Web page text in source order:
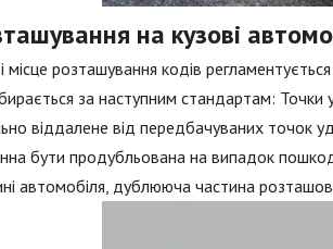
на кузові
місце розташування кодів
за наступним стандартам:
віддалене від передбачуваних точок
бути продубльована на випадок
автомобіля, дублююча частина